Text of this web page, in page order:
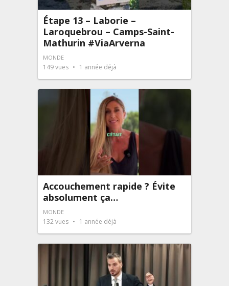
Étape 13 – Laborie –
Laroquebrou – Camps-Saint-
Mathurin #ViaArverna
MONDE
149vues 1 année déjà
Accouchement rapide ? Évite
absolument ça…
MONDE
132vues 1 année déjà